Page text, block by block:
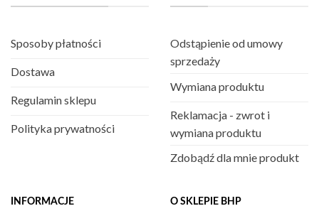
Sposoby płatności
Dostawa
Regulamin sklepu
Polityka prywatności
Odstąpienie od umowy
sprzedaży
Wymiana produktu
Reklamacja - zwrot i
wymiana produktu
Zdobądź dla mnie produkt
INFORMACJE O SKLEPIE BHP